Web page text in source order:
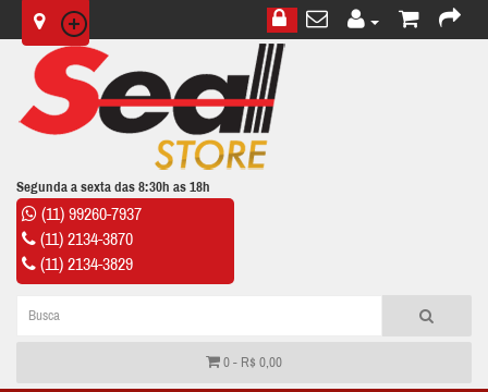
Segunda a sexta das 8:30h as 18h
(11) 99260-7937
(11) 2134-3870
(11) 2134-3829
0 - R$ 0,00